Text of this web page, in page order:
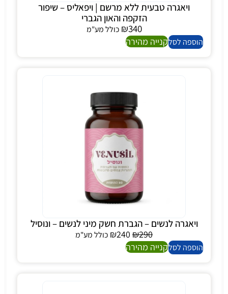
ויאגרה טבעית ללא מרשם | ויפאליס – שיפור
הזקפה והאון הגברי
₪340
כולל מע"מ
הוספה לסלקנייה מהירה
ויאגרה לנשים – הגברת חשק מיני לנשים – ונוסיל
₪290
₪240
כולל מע"מ
הוספה לסלקנייה מהירה